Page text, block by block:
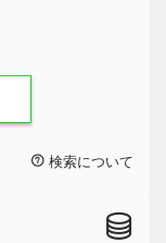
検索について